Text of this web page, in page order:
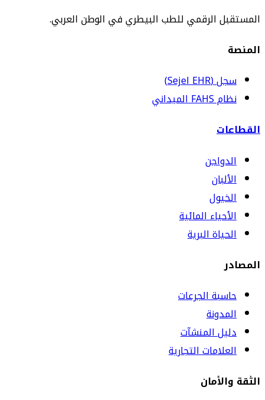
المستقبل الرقمي للطب البيطري في الوطن العربي.
المنصة
سجل (Sejel EHR)
نظام FAHS الميداني
القطاعات
الدواجن
الألبان
الخيول
الأحياء المائية
الحياة البرية
المصادر
حاسبة الجرعات
المدونة
دليل المنشآت
العلامات التجارية
الثقة والأمان